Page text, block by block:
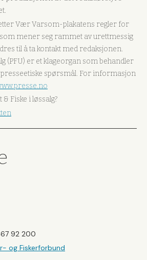
Vær Varsom-plakatens regler for
mener seg rammet av urettmessig
til å ta kontakt med redaksjonen.
(PFU) er et klageorgan som behandler
spørsmål. For informasjon
Fiske i løssalg?
92 200
og Fiskerforbund